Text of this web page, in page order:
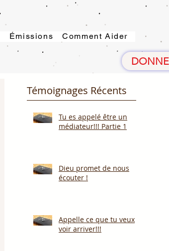
Émissions Comment Aider
Témoignages Récents
Tu es appelé être un
médiateur!!! Partie 1
Dieu promet de nous
écouter !
Appelle ce que tu veux
voir arriver!!!